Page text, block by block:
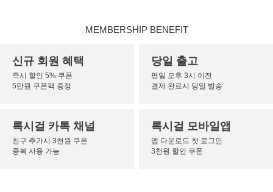
MEMBERSHIP BENEFIT
신규 회원 혜택
즉시 할인 5% 쿠폰
5만원 쿠폰팩 증정
당일 출고
평일 오후 3시 이전
결제 완료시 당일 발송
록시걸 카톡 채널
친구 추가시 3천원 쿠폰
중복 사용 가능
록시걸 모바일앱
앱 다운로드 첫 로그인
3천원 할인 쿠폰